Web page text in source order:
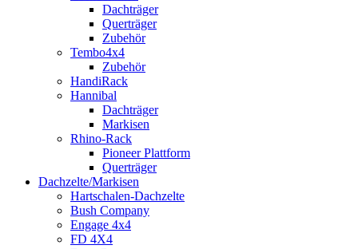
Dachträger
Querträger
Zubehör
Tembo4x4
Zubehör
HandiRack
Hannibal
Dachträger
Markisen
Rhino-Rack
Pioneer Plattform
Querträger
Dachzelte/Markisen
Hartschalen-Dachzelte
Bush Company
Engage 4x4
FD 4X4